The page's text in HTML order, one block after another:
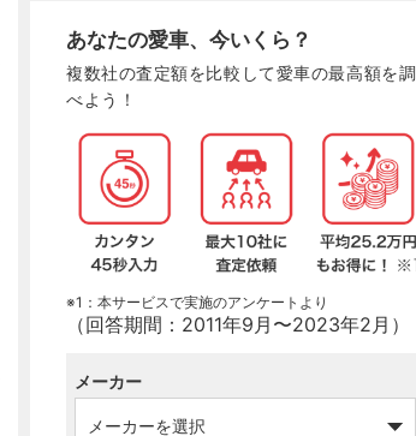
あなたの愛車、今いくら？
複数社の査定額を比較して愛車の最高額を調
べよう！
※1：本サービスで実施のアンケートより
（回答期間：2011年9月〜2023年2月）
メーカー